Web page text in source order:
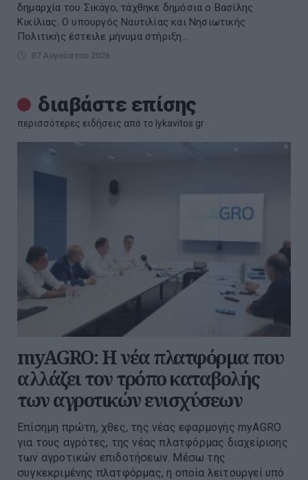
δημαρχία του Σικάγο, τάχθηκε δημόσια ο Βασίλης
Κικίλιας. Ο υπουργός Ναυτιλίας και Νησιωτικής
Πολιτικής έστειλε μήνυμα στήριξη...
07 Αυγούστου 2026
διαβάστε επίσης
περισσότερες ειδήσεις από το lykavitos.gr
myAGRO: Η νέα πλατφόρμα που
αλλάζει τον τρόπο καταβολής
των αγροτικών ενισχύσεων
Επίσημη πρώτη, χθες, της νέας εφαρμογής myAGRO
για τους αγρότες, της νέας πλατφόρμας διαχείρισης
των αγροτικών επιδοτήσεων. Μέσω της
συγκεκριμένης πλατφόρμας, η οποία λειτουργεί υπό